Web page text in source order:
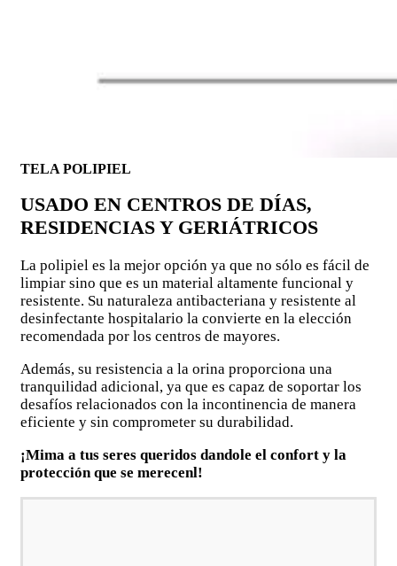
TELA POLIPIEL
USADO EN CENTROS DE DÍAS,
RESIDENCIAS Y GERIÁTRICOS
La polipiel es la mejor opción ya que no sólo es fácil de
limpiar sino que es un material altamente funcional y
resistente. Su naturaleza antibacteriana y resistente al
desinfectante hospitalario la convierte en la elección
recomendada por los centros de mayores.
Además, su resistencia a la orina proporciona una
tranquilidad adicional, ya que es capaz de soportar los
desafíos relacionados con la incontinencia de manera
eficiente y sin comprometer su durabilidad.
¡Mima a tus seres queridos dandole el confort y la
protección que se merecenl!